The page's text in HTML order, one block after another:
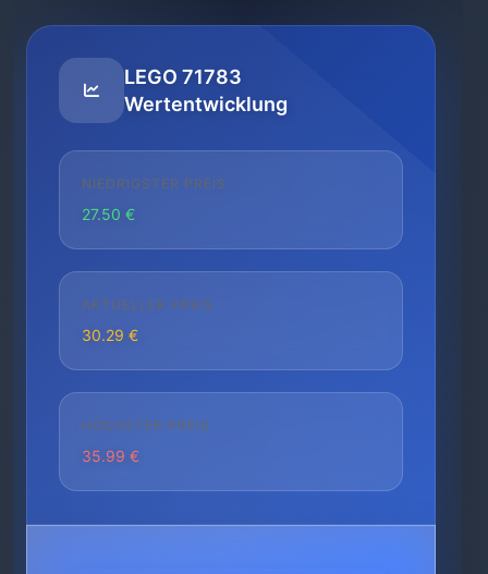
LEGO 71783
Wertentwicklung
NIEDRIGSTER PREIS
27.50 €
AKTUELLER PREIS
30.29 €
HÖCHSTER PREIS
35.99 €